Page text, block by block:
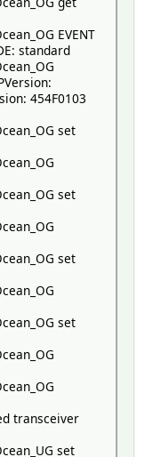
EVENT
standard
454F0103
set
set
set
set
transceiver
set